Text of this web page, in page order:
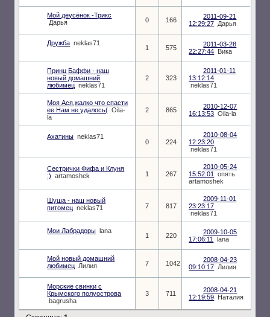
Мой деусёнок -Трикс
Дарья
0 166
2011-09-21
12:29:27 Дарья
Дружба neklas71
1 575
2011-03-28
22:27:44 Вика
Принц Баффи - наш
новый домашний
любимец neklas71
2 323
2011-01-11
13:12:14
neklas71
Моя Ася,жалко что спасти
ее Нам не удалось( Oila-
la
2 865
2010-12-07
16:13:53 Oila-la
Ахатины neklas71
0 224
2010-08-04
12:23:20
neklas71
Сестрички Фифа и Клуня
:)
artamoshek 1 267
2010-05-24
15:52:01
опять
artamoshek
Шуша - наш новый
питомец neklas71 7 817
2009-11-01
23:23:17
neklas71
Мои Лабрадоры lana
1 220
2009-10-05
17:06:11
lana
Мой новый домашний
любимец Лилия 7 1042
2008-04-23
09:10:17 Лилия
Морские свинки с
Крымского полуострова
bagrusha
3 711
2008-04-21
12:19:59 Наталия